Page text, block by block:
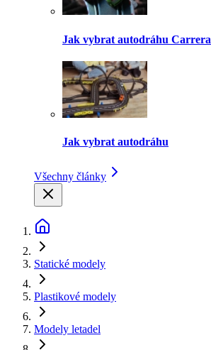
Jak vybrat autodráhu Carrera
Jak vybrat autodráhu
Všechny články
Statické modely
Plastikové modely
Modely letadel